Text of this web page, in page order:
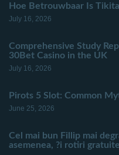
Hoe Betrouwbaar Is
July 16, 2026
Comprehensive Study
30Bet Casino in the UK
July 16, 2026
Pirots 5 Slot: Common
June 25, 2026
Cel mai bun Fillip mai
asemenea, ?i rotiri